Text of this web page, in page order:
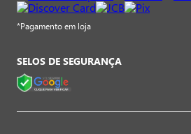
*Pagamento em loja
SELOS DE SEGURANÇA